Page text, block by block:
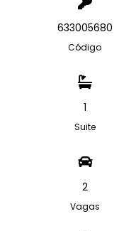
633005680
Código
1
Suite
2
Vagas